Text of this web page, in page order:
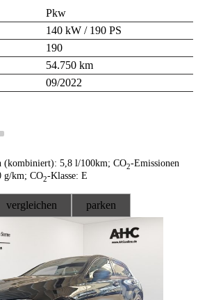
Pkw
140 kW / 190 PS
190
54.750 km
09/2022
(kombiniert): 5,8 l/100km; CO2-Emissionen
g/km; CO2-Klasse: E
vergleichen parken